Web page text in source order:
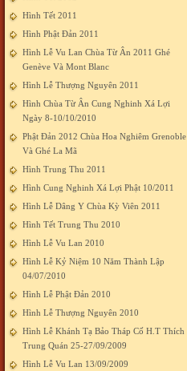
Hình Tết 2011
Hình Phật Đản 2011
Hình Lễ Vu Lan Chùa Từ Ân 2011 Ghé
Genève Và Mont Blanc
Hình Lễ Thượng Nguyên 2011
Hình Chùa Từ Ân Cung Nghinh Xá Lợi
Ngày 8-10/10/2010
Phật Đản 2012 Chùa Hoa Nghiêm Grenoble
Và Ghé La Mã
Hình Trung Thu 2011
Hình Cung Nghinh Xá Lợi Phật 10/2011
Hình Lễ Dâng Y Chùa Kỳ Viên 2011
Hình Tết Trung Thu 2010
Hình Lễ Vu Lan 2010
Hình Lễ Kỷ Niệm 10 Năm Thành Lập
04/07/2010
Hình Lễ Phật Đản 2010
Hình Lễ Thượng Nguyên 2010
Hình Lễ Khánh Tạ Bảo Tháp Cố H.T Thích
Trung Quán 25-27/09/2009
Hình Lễ Vu Lan 13/09/2009